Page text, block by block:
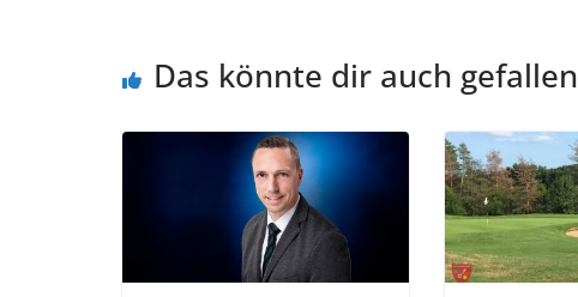
Das könnte dir auch gefallen